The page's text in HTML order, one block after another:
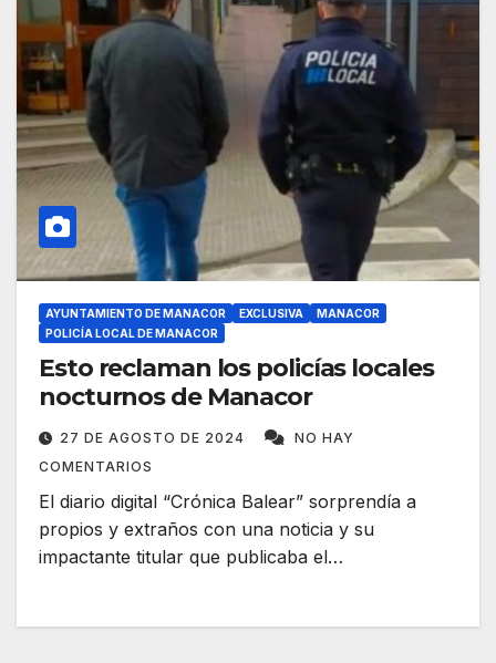
AYUNTAMIENTO DE MANACOR EXCLUSIVA
MANACOR
POLICÍA LOCAL DE MANACOR
Esto reclaman los policías locales
nocturnos de Manacor
27 DE AGOSTO DE 2024
NO HAY
COMENTARIOS
El diario digital “Crónica Balear” sorprendía a
propios y extraños con una noticia y su
impactante titular que publicaba el…